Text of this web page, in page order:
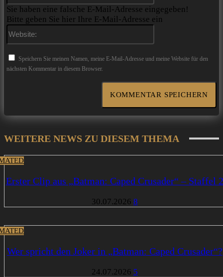
Sie haben eine falsche E-Mail-Adresse eingegeben!
Bitte geben Sie hier Ihre E-Mail-Adresse ein
Speichern Sie meinen Namen, meine E-Mail-Adresse und meine Website für den
nächsten Kommentar in diesem Browser.
WEITERE NEWS ZU DIESEM THEMA
Erster Clip aus „Batman: Caped Crusader“ – Staffel 2
30.07.2026 8
Wer spricht den Joker in „Batman: Caped Crusader“?
24.07.2026 5